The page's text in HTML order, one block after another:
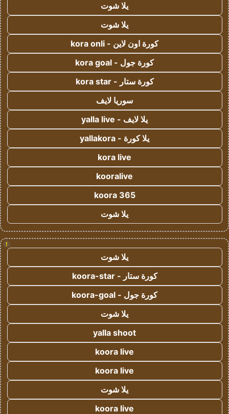
يلا شوت
يلا شوت
كورة اون لاين - kora onli
كورة جول - kora goal
كورة ستار - kora star
سوريا لايف
يلا لايف - yalla live
يلا كورة - yallakora
kora live
kooralive
koora 365
يلا شوت
!
يلا شوت
كورة ستار - koora-star
كورة جول - koora-goal
يلا شوت
yalla shoot
koora live
koora live
يلا شوت
koora live